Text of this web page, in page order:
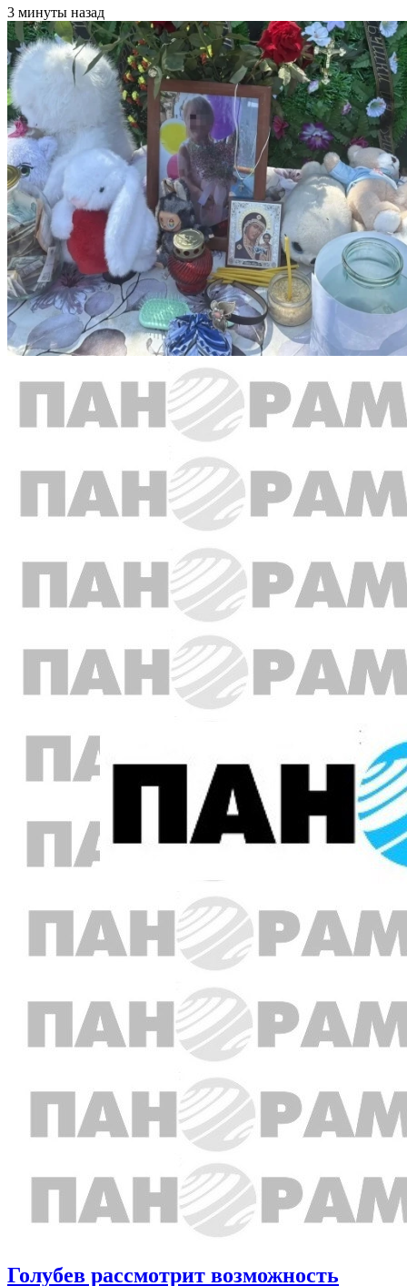
3 минуты назад
Голубев рассмотрит возможность